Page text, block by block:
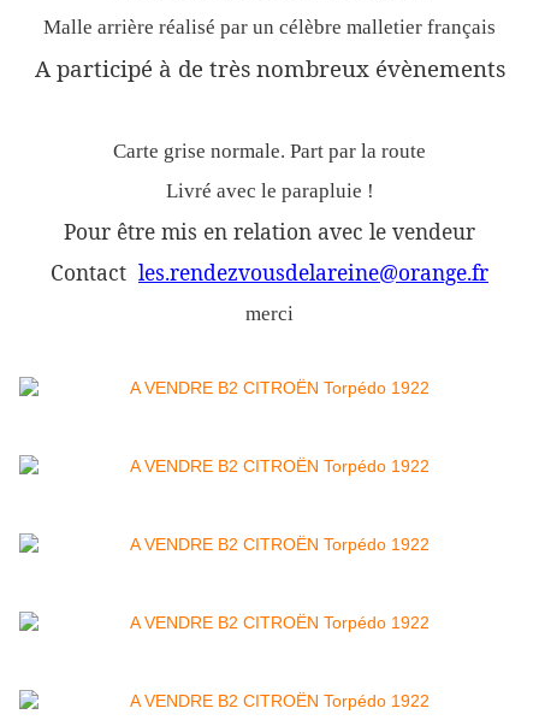
Malle arrière réalisé par un célèbre malletier français
A participé à de très nombreux évènements
Carte grise normale. Part par la route
Livré avec le parapluie !
Pour être mis en relation avec le vendeur
Contact les.rendezvousdelareine@orange.fr
merci